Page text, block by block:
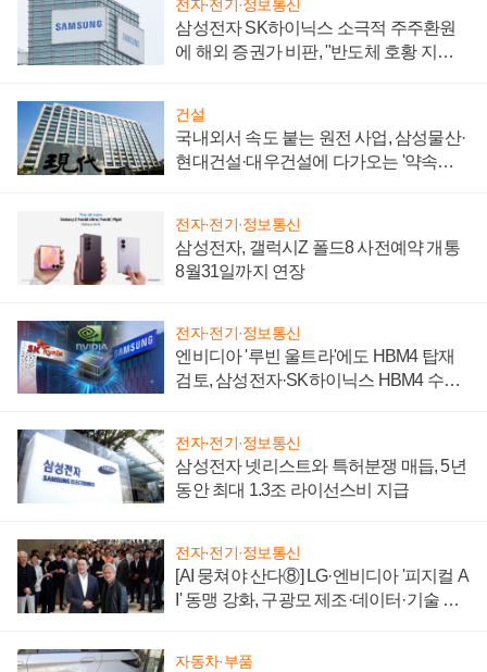
전자·전기·정보통신
삼성전자 SK하이닉스 소극적 주주환원
에 해외 증권가 비판, "반도체 호황 지속
건설
국내외서 속도 붙는 원전 사업, 삼성물산·
현대건설·대우건설에 다가오는 '약속의
전자·전기·정보통신
삼성전자, 갤럭시Z 폴드8 사전예약 개통
8월31일까지 연장
전자·전기·정보통신
엔비디아 '루빈 울트라'에도 HBM4 탑재
검토, 삼성전자·SK하이닉스 HBM4 수율
전자·전기·정보통신
삼성전자 넷리스트와 특허분쟁 매듭, 5년
동안 최대 1.3조 라이선스비 지급
전자·전기·정보통신
[AI 뭉쳐야 산다⑧] LG·엔비디아 '피지컬 A
I' 동맹 강화, 구광모 제조·데이터·기술 결
자동차·부품